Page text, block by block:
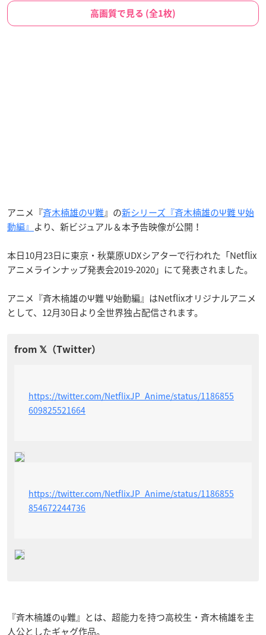
高画質で見る (全1枚)
アニメ『斉木楠雄のΨ難』の新シリーズ『斉木楠雄のΨ難 Ψ始
動編』 より、新ビジュアル＆本予告映像が公開！
本日10月23日に東京・秋葉原UDXシアターで行われた「Netflix
アニメラインナップ発表会2019-2020」にて発表されました。
アニメ『斉木楠雄のΨ難 Ψ始動編』はNetflixオリジナルアニメ
として、12月30日より全世界独占配信されます。
https://twitter.com/NetflixJP_Anime/status/1186855
609825521664
https://twitter.com/NetflixJP_Anime/status/1186855
854672244736
『斉木楠雄のψ難』とは、超能力を持つ高校生・斉木楠雄を主
人公としたギャグ作品。